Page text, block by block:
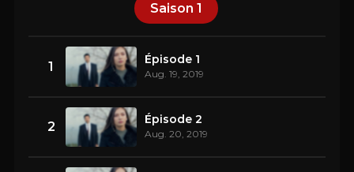
Saison 1
1 Épisode 1
Aug. 19, 2019
2 Épisode 2
Aug. 20, 2019